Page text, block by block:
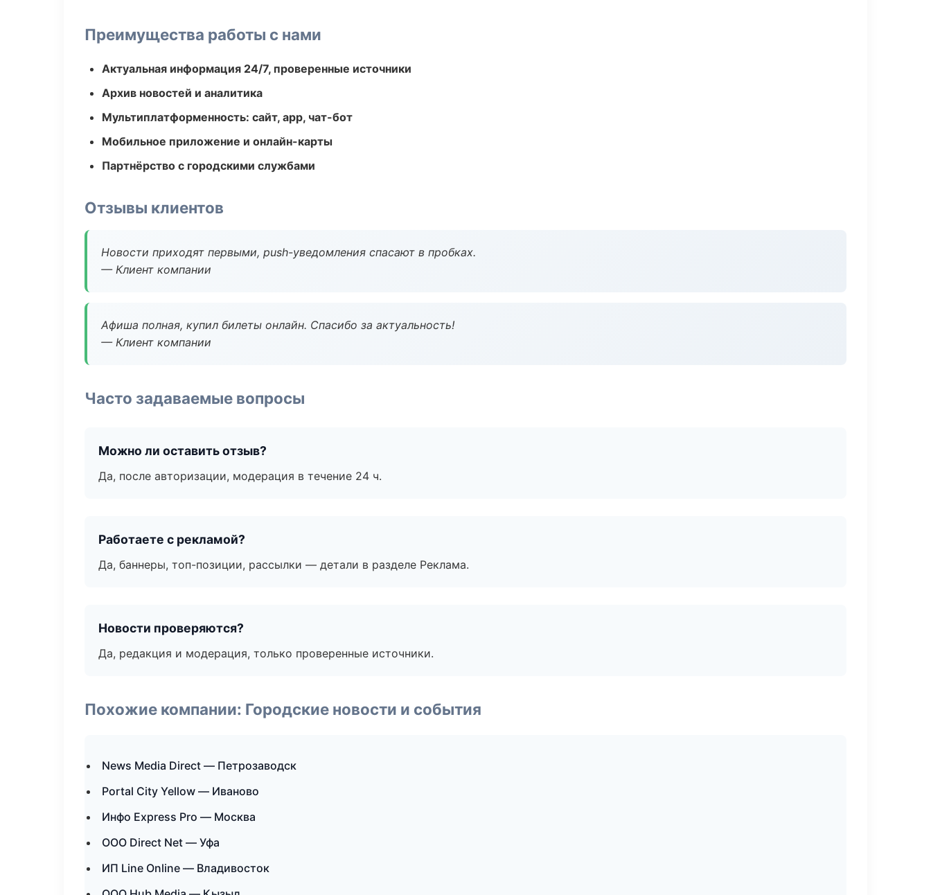
Преимущества работы с нами
Актуальная информация 24/7, проверенные источники
Архив новостей и аналитика
Мультиплатформенность: сайт, app, чат-бот
Мобильное приложение и онлайн-карты
Партнёрство с городскими службами
Отзывы клиентов
Новости приходят первыми, push-уведомления спасают в пробках.
— Клиент компании
Афиша полная, купил билеты онлайн. Спасибо за актуальность!
— Клиент компании
Часто задаваемые вопросы
Можно ли оставить отзыв?
Да, после авторизации, модерация в течение 24 ч.
Работаете с рекламой?
Да, баннеры, топ-позиции, рассылки — детали в разделе Реклама.
Новости проверяются?
Да, редакция и модерация, только проверенные источники.
Похожие компании: Городские новости и события
News Media Direct — Петрозаводск
Portal City Yellow — Иваново
Инфо Express Pro — Москва
ООО Direct Net — Уфа
ИП Line Online — Владивосток